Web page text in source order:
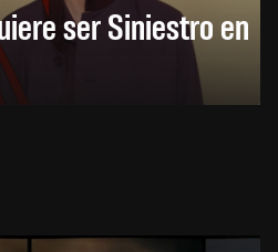
ser Siniestro en